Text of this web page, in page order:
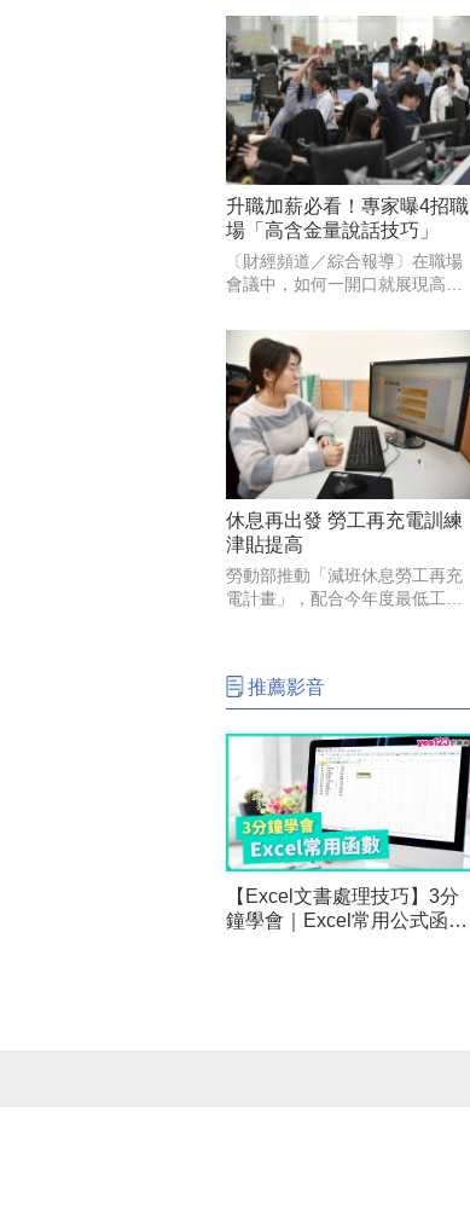
升職加薪必看！專家曝4招職
場「高含金量說話技巧」
〔財經頻道／綜合報導〕在職場
會議中，如何一開口就展現高專
通、達成共識」這種沒靈魂的空
話？專家表示，職場成功人士的
聰明表達，關鍵在於「清晰的全
局思維與推動事情的智慧」，只
要在會
休息再出發 勞工再充電訓練
津貼提高
勞動部推動「減班休息勞工再充
電計畫」，配合今年度最低工資
協助實施減班休息的勞工在工時
調整期間穩定生活、強化職
推薦影音
【Excel文書處理技巧】3分
鐘學會｜Excel常用公式函數